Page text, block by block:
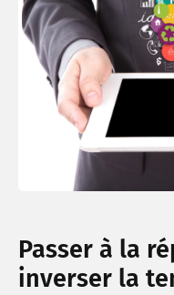
Passer à la
inverser la